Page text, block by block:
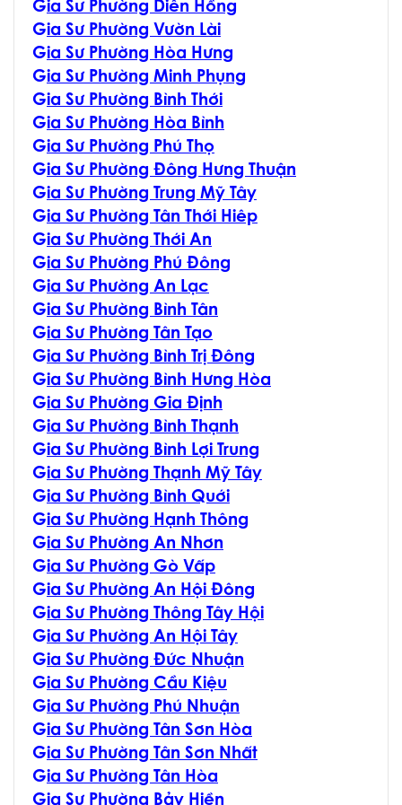
Gia Sư Phường Diên Hồng
Gia Sư Phường Vườn Lài
Gia Sư Phường Hòa Hưng
Gia Sư Phường Minh Phụng
Gia Sư Phường Bình Thới
Gia Sư Phường Hòa Bình
Gia Sư Phường Phú Thọ
Gia Sư Phường Đông Hưng Thuận
Gia Sư Phường Trung Mỹ Tây
Gia Sư Phường Tân Thới Hiêp
Gia Sư Phường Thới An
Gia Sư Phường Phú Đông
Gia Sư Phường An Lạc
Gia Sư Phường Bình Tân
Gia Sư Phường Tân Tạo
Gia Sư Phường Bình Trị Đông
Gia Sư Phường Bình Hưng Hòa
Gia Sư Phường Gia Định
Gia Sư Phường Bình Thạnh
Gia Sư Phường Bình Lợi Trung
Gia Sư Phường Thạnh Mỹ Tây
Gia Sư Phường Bình Quới
Gia Sư Phường Hạnh Thông
Gia Sư Phường An Nhơn
Gia Sư Phường Gò Vấp
Gia Sư Phường An Hội Đông
Gia Sư Phường Thông Tây Hội
Gia Sư Phường An Hội Tây
Gia Sư Phường Đức Nhuận
Gia Sư Phường Cầu Kiệu
Gia Sư Phường Phú Nhuận
Gia Sư Phường Tân Sơn Hòa
Gia Sư Phường Tân Sơn Nhất
Gia Sư Phường Tân Hòa
Gia Sư Phường Bảy Hiền